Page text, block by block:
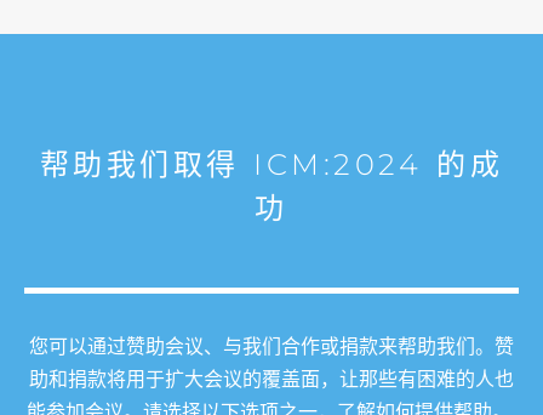
帮助我们取得 ICM:2024 的成
功
您可以通过赞助会议、与我们合作或捐款来帮助我们。赞
助和捐款将用于扩大会议的覆盖面，让那些有困难的人也